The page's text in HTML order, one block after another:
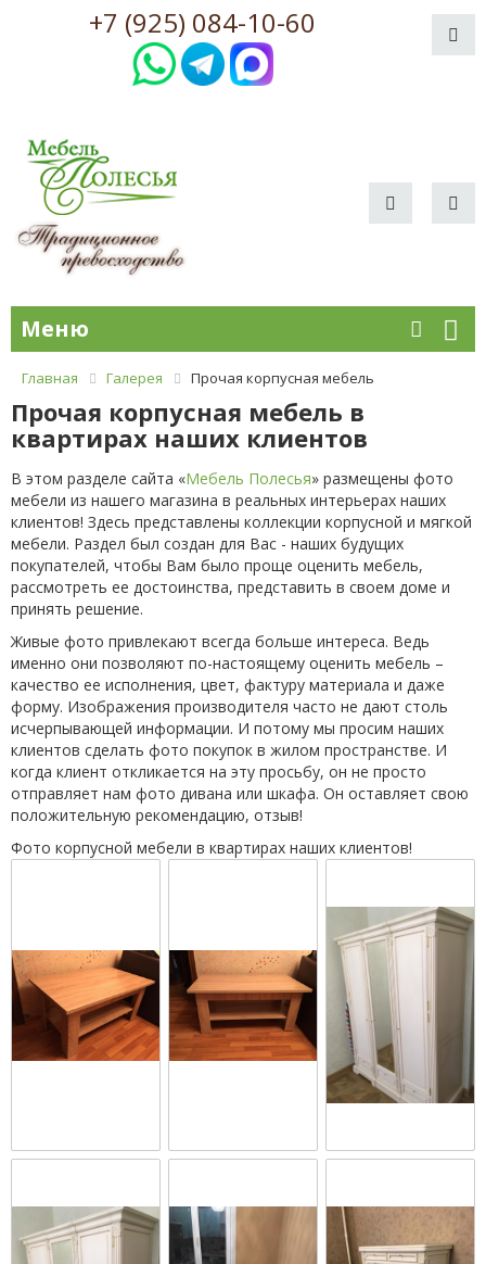
+7 (925) 084-10-60
Меню
Главная Галерея Прочая корпусная мебель
Прочая корпусная мебель в
квартирах наших клиентов
В этом разделе сайта «Мебель Полесья» размещены фото
мебели из нашего магазина в реальных интерьерах наших
клиентов! Здесь представлены коллекции корпусной и мягкой
мебели. Раздел был создан для Вас - наших будущих
покупателей, чтобы Вам было проще оценить мебель,
рассмотреть ее достоинства, представить в своем доме и
принять решение.
Живые фото привлекают всегда больше интереса. Ведь
именно они позволяют по-настоящему оценить мебель –
качество ее исполнения, цвет, фактуру материала и даже
форму. Изображения производителя часто не дают столь
исчерпывающей информации. И потому мы просим наших
клиентов сделать фото покупок в жилом пространстве. И
когда клиент откликается на эту просьбу, он не просто
отправляет нам фото дивана или шкафа. Он оставляет свою
положительную рекомендацию, отзыв!
Фото корпусной мебели в квартирах наших клиентов!